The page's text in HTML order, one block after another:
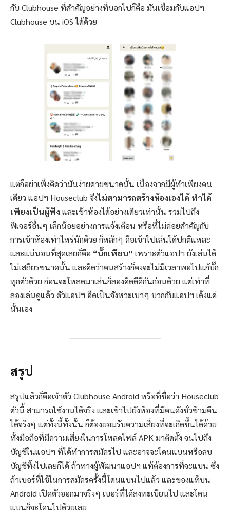
กับ Clubhouse ที่สำคัญอย่างที่บอกไปก็คือ มันเชื่อมกับแอปฯ
Clubhouse บน iOS ได้ด้วย
แต่ก็อย่าเพิ่งคิดว่ามันง่ายดายขนาดนั้น เนื่องจากมีผู้ทำเพียงคน
เดียว แอปฯ Houseclub จึงไม่สามารถสร้างห้องเองได้ ทำได้
เพียงเป็นผู้ฟัง และเข้าห้องได้อย่างเดียวเท่านั้น รวมไปถึง
ฟีเจอร์อื่นๆ เล็กน้อยอย่างการแจ้งเตือน หรือที่ไม่ค่อยสำคัญกับ
การเข้าห้องเท่าไหร่นักด้วย ก็หลักๆ คือเข้าไปเล่นได้ปกติแหละ
และแน่นอนที่สุดเลยก็คือ “บั๊กเพียบ” เพราะตัวแอปฯ ยังเล่นได้
ไม่เสถียรขนาดนั้น และคิดว่าคนสร้างก็คงจะไม่มีเวลาพอไปแก้บั๊ก
ทุกตัวด้วย ก่อนจะโหลดมาเล่นก็ลองคิดดีดีกันก่อนด้วย แต่เท่าที่
ลองเล่นดูแล้ว ตัวแอปฯ อืดเป็นจังหวะเบาๆ บวกกับแอปฯ เด้งแค่
นั้นเอง
สรุป
สรุปแล้วก็คือเจ้าตัว Clubhouse Android หรือที่ชื่อว่า Houseclub
ตัวนี้ สามารถใช้งานได้จริง และเข้าไปยังห้องที่มีคนดังชั่วข้ามคืน
ได้จริงๆ แต่ทั้งนี้ทั้งนั้น ก็ต้องยอมรับความเสี่ยงที่จะเกิดขึ้นได้ด้วย
ทั้งมือถือที่มีความเสี่ยงในการโหลดไฟล์ APK มาติดตั้ง จนไปถึง
บัญชีในแอปฯ ที่ได้ทำการสมัครไป และอาจจะโดนแบนหรือลบ
บัญชีทิ้งไปเลยก็ได้ ถ้าทางผู้พัฒนาแอปฯ แท้ต้องการที่จะแบน ซึ่ง
ถ้าเบอร์ที่ใช้ในการสมัครครั้งนี้โดนแบนไปแล้ว และของแท้บน
Android เปิดตัวออกมาจริงๆ เบอร์ที่ได้ลงทะเบียนไป และโดน
แบนก็จะโดนไปด้วยเลย